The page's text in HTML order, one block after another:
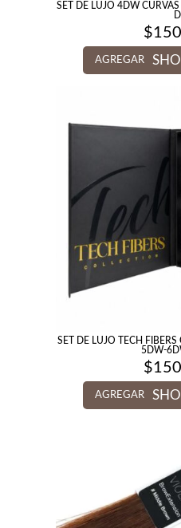
SET DE LUJO 4DW
$
AGREGAR
SET DE LUJO TECH
5DW-
$
AGREGAR